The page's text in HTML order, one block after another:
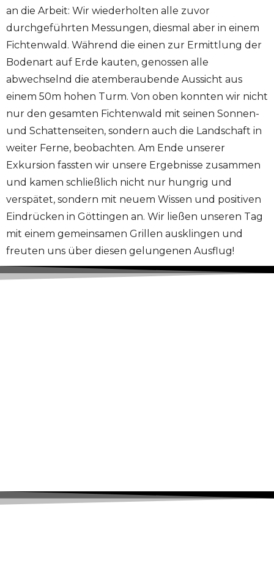
an die Arbeit: Wir wiederholten alle zuvor
durchgeführten Messungen, diesmal aber in einem
Fichtenwald. Während die einen zur Ermittlung der
Bodenart auf Erde kauten, genossen alle
abwechselnd die atemberaubende Aussicht aus
einem 50m hohen Turm. Von oben konnten wir nicht
nur den gesamten Fichtenwald mit seinen Sonnen-
und Schattenseiten, sondern auch die Landschaft in
weiter Ferne, beobachten. Am Ende unserer
Exkursion fassten wir unsere Ergebnisse zusammen
und kamen schließlich nicht nur hungrig und
verspätet, sondern mit neuem Wissen und positiven
Eindrücken in Göttingen an. Wir ließen unseren Tag
mit einem gemeinsamen Grillen ausklingen und
freuten uns über diesen gelungenen Ausflug!